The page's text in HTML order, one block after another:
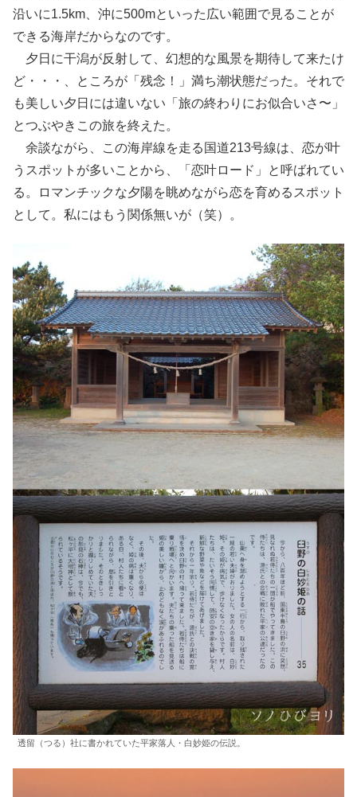
沿いに1.5km、沖に500mといった広い範囲で見ることが
できる海岸だからなのです。
夕日に干潟が反射して、幻想的な風景を期待して来たけ
ど・・・、ところが「残念！」満ち潮状態だった。それで
も美しい夕日には違いない「旅の終わりにお似合いさ〜」
とつぶやきこの旅を終えた。
余談ながら、この海岸線を走る国道213号線は、恋が叶
うスポットが多いことから、「恋叶ロード」と呼ばれてい
る。ロマンチックな夕陽を眺めながら恋を育めるスポット
として。私にはもう関係無いが（笑）。
透留（つる）社に書かれていた平家落人・白妙姫の伝説。